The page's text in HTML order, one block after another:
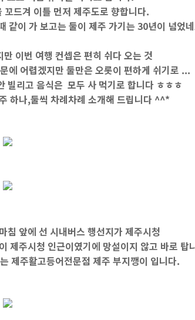
드겨 이틀 먼저 제주도로 향합니다.
같이 가 보고는 둘이 제주 가기는 30년이 넘었
이번 여행 컨셉은 편히 쉬다 오는 것
에 어렵겠지만 둘만은 오롯이 편하게 쉬기로 ...
빌리고 음식은 모두 사 먹기로 합니다 ㅎㅎㅎ
하나,둘씩 차례차례 소개해 드립니다 ^^*
침 앞에 선 시내버스 행선지가 제주시청
제주시청 인근이였기에 망설이지 않고 바로 탑
제주활고등어전문점 제주 부지깽이 입니다.